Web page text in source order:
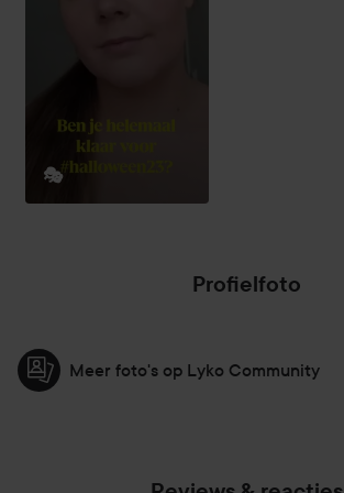
🎭
Profielfoto
Meer foto's op Lyko Community